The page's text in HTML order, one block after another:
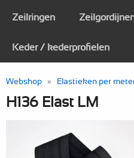
Zeilringen
Keder / kederprofielen
Webshop » Elastieken per
H136 Elast LM